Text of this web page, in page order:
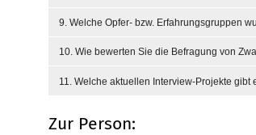
9. Welche Opfer- bzw. Erfahrungsgruppen
10. Wie bewerten Sie die Befragung von
11. Welche aktuellen Interview-Projekte gibt
Zur Person: